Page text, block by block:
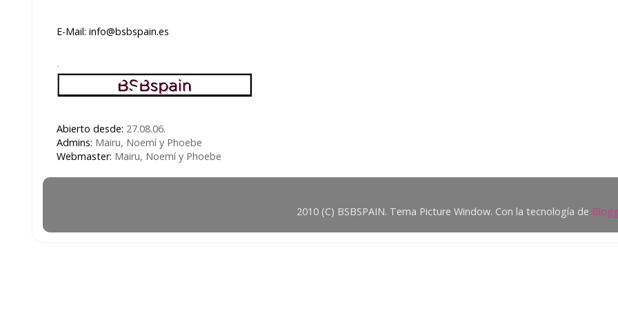
E-Mail: info@bsbspain.es
.
Abierto desde: 27.08.06.
Admins: Mairu, Noemí y Phoebe
Webmaster: Mairu, Noemí y Phoebe
2010 (C) BSBSPAIN. Tema Picture Window. Con la tecnología de